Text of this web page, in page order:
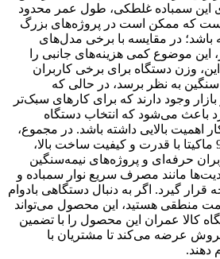
این سمباده غلطکی، طول عمر محدود
که ممکن است در پروژه‌های بزرگ
باشد؛ در مقایسه با برخی مدل‌های
این موضوع کمی هزینه‌های جانبی را
وزن دستگاه برای برخی کاربران
به نظر برسد، در حالی که
وجود دارند که برای کارهای سبک‌تر
باعث می‌شود که انتخاب دستگاه
اهمیت بالایی داشته باشد. در مجموع،
سمباده غلطکی مدل 9032 ماکیتا با قدرت و کیفیت ساخت بالا،
حرفه‌ای و پروژه‌های نیمه‌سنگین
مانند مصرف سریع نوار سمباده و
قرار گیرد. اگر به دنبال دستگاهی بادوام
منطقی هستید، این محصول می‌تواند
کالا عمران این محصول را با تضمین
عرضه می‌کند تا مشتریان با
دهند.